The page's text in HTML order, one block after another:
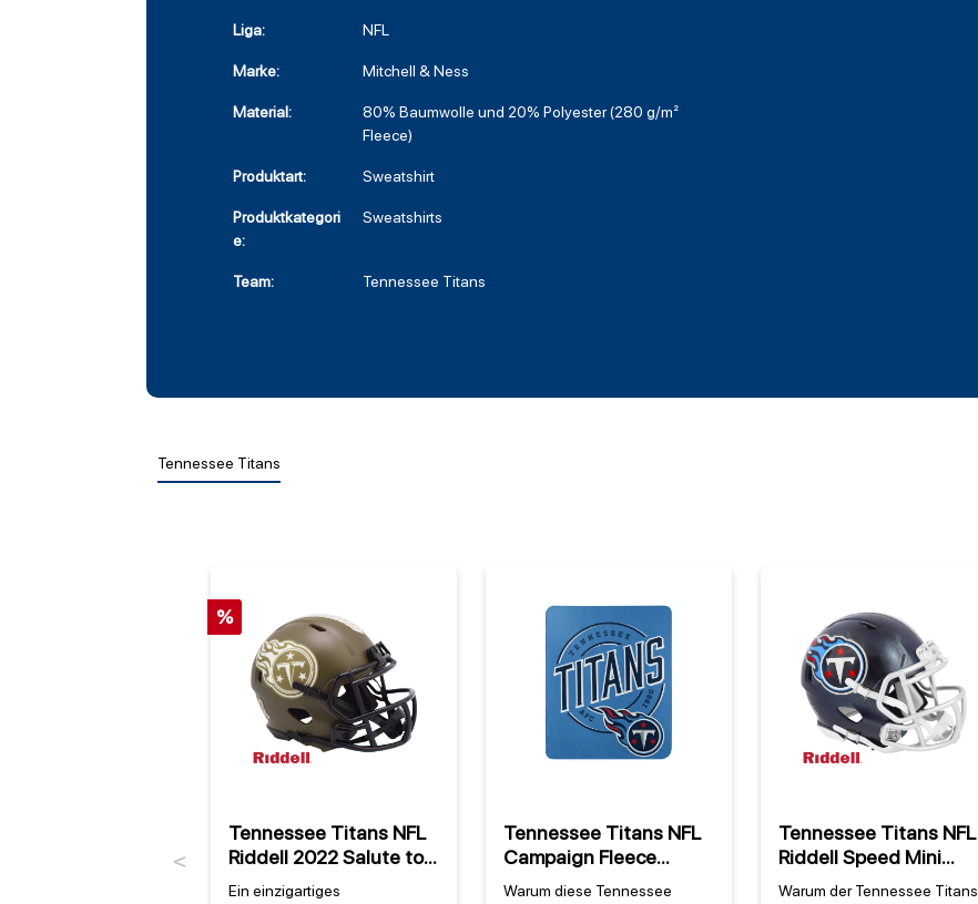
Liga: NFL
Marke: Mitchell & Ness
Material:
80% Baumwolle und 20% Polyester (280 g/m²
Fleece)
Produktart: Sweatshirt
Produktkategori
e:
Sweatshirts
Team: Tennessee Titans
Tennessee Titans
Previous
%
Tennessee Titans NFL
Riddell 2022 Salute to
Service NFL Speed Mini
Ein einzigartiges
Tennessee Titans NFL
Campaign Fleece
Decke
Warum diese Tennessee
Tennessee Titans NFL
Riddell Speed Mini
Helm
Warum der Tennessee Titans